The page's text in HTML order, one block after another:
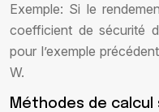
Exemple: Si le
coefficient de sécurité
pour l’exemple
W.
Méthodes de calcul